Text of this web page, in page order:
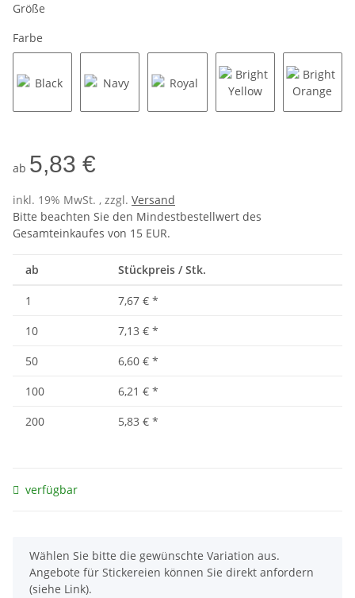
Größe
Farbe
ab 5,83 €
inkl. 19% MwSt. , zzgl. Versand
Bitte beachten Sie den Mindestbestellwert des
Gesamteinkaufes von 15 EUR.
ab Stückpreis / Stk.
1 7,67 € *
10
7,13 € *
50
6,60 € *
100
6,21 € *
200
5,83 € *
verfügbar
x
Wählen Sie bitte die gewünschte Variation aus.
Angebote für Stickereien können Sie direkt anfordern
(siehe Link).